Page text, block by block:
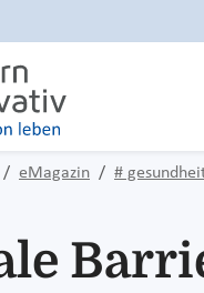
eMagazin #